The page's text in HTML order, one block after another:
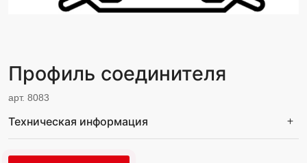
Профиль соединителя
арт. 8083
Техническая информация